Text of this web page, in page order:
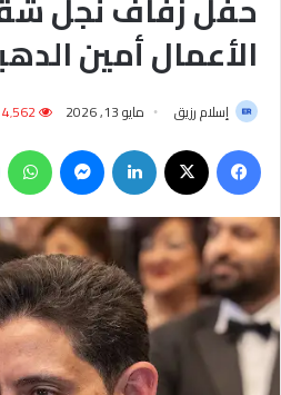
الأعمال أمين
إسلام رزيق مايو 13, 2026 4٬562